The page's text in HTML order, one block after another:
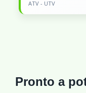
ATV - UTV
Pronto a